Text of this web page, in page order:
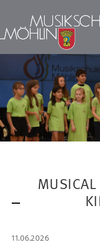
MUSICAL
11.06.2026